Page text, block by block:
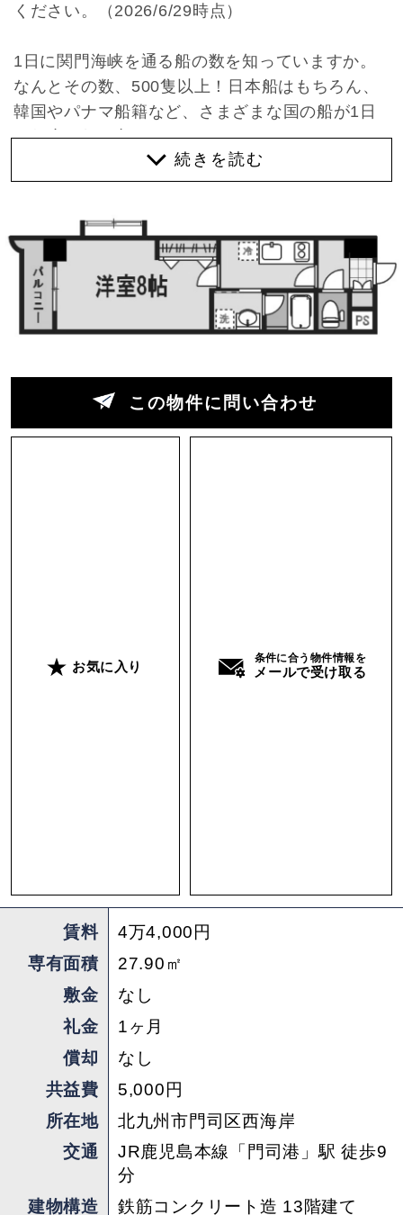
ください。（2026/6/29時点）
1日に関門海峡を通る船の数を知っていますか。
なんとその数、500隻以上！日本船はもちろん、
韓国やパナマ船籍など、さまざまな国の船が1日
に何度も行き交っています。
じっと眺めていると、コンテナを山のように積ん
ど、その表情は実に多彩。
ときおり響く汽笛の音が、「港町に住んでいる」
という実感をそっと与えてくれます。
お部屋の間取りや内装はとてもシンプル。
この潔さが心地よさにつながっていることに気づ
かされます。ひと癖よりも、日々の使いやすさを
大切にしたい方に向いた住まいです。
そんな海と船を身近に感じる暮らし、想像してみ
この物件に問い合わせ
お気に入り
条件に合う物件情報を
メールで受け取る
賃料
4万4,000円
専有面積
27.90㎡
敷金
なし
礼金
1ヶ月
償却
なし
共益費
5,000円
所在地
北九州市門司区西海岸
交通
JR鹿児島本線「門司港」駅 徒歩9
分
建物構造
鉄筋コンクリート造 13階建て